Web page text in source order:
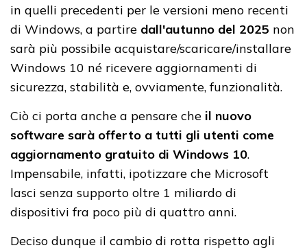
in quelli precedenti per le versioni meno recenti
di Windows, a partire dall'autunno del 2025 non
sarà più possibile acquistare/scaricare/installare
Windows 10 né ricevere aggiornamenti di
sicurezza, stabilità e, ovviamente, funzionalità.
Ciò ci porta anche a pensare che il nuovo
software sarà offerto a tutti gli utenti come
aggiornamento gratuito di Windows 10.
Impensabile, infatti, ipotizzare che Microsoft
lasci senza supporto oltre 1 miliardo di
dispositivi fra poco più di quattro anni.
Deciso dunque il cambio di rotta rispetto agli